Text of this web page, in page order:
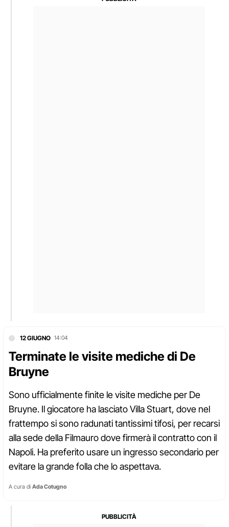
12 GIUGNO 14:04
Terminate le visite mediche di De
Bruyne
Sono ufficialmente finite le visite mediche per De
Bruyne. Il giocatore ha lasciato Villa Stuart, dove nel
frattempo si sono radunati tantissimi tifosi, per recarsi
alla sede della Filmauro dove firmerà il contratto con il
Napoli. Ha preferito usare un ingresso secondario per
evitare la grande folla che lo aspettava.
A cura di Ada Cotugno